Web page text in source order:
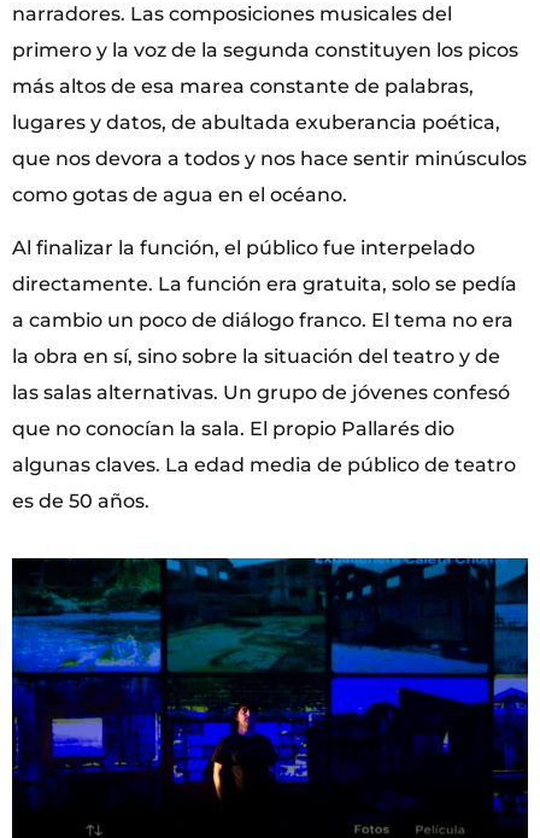
narradores. Las composiciones musicales del
primero y la voz de la segunda constituyen los picos
más altos de esa marea constante de palabras,
lugares y datos, de abultada exuberancia poética,
que nos devora a todos y nos hace sentir minúsculos
como gotas de agua en el océano.
Al finalizar la función, el público fue interpelado
directamente. La función era gratuita, solo se pedía
a cambio un poco de diálogo franco. El tema no era
la obra en sí, sino sobre la situación del teatro y de
las salas alternativas. Un grupo de jóvenes confesó
que no conocían la sala. El propio Pallarés dio
algunas claves. La edad media de público de teatro
es de 50 años.